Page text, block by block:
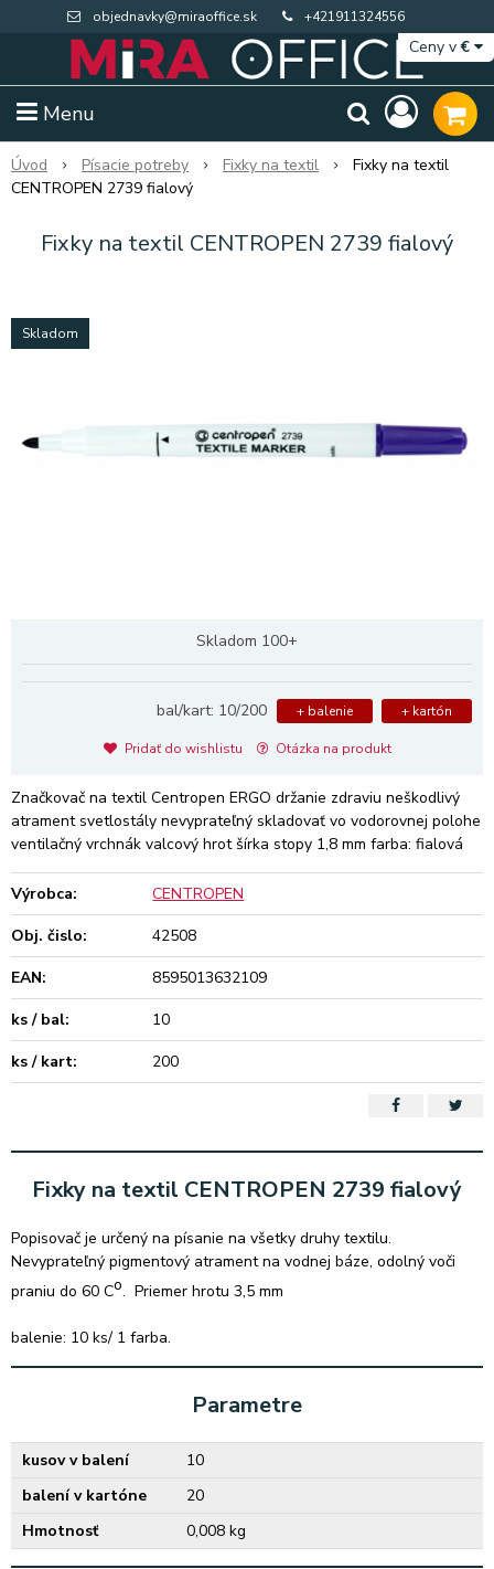
objednavky@miraoffice.sk +421911324556
Menu
Ceny v€
Extra výpredaj zásob Výpredaj BTS
Úvod Písacie potreby Fixky na textil
Fixky na textil
CENTROPEN 2739 fialový
Fixky na textil CENTROPEN 2739 fialový
Skladom
Skladom 100+
bal/kart: 10/200 + balenie + kartón
Pridať do wishlistu Otázka na produkt
Značkovač na textil Centropen ERGO držanie zdraviu neškodlivý
atrament svetlostály nevyprateľný skladovať vo vodorovnej polohe
ventilačný vrchnák valcový hrot šírka stopy 1,8 mm farba: fialová
Výrobca:
CENTROPEN
Obj. čislo:
42508
EAN:
8595013632109
ks / bal:
10
ks / kart:
200
Fixky na textil CENTROPEN 2739 fialový
Popisovač je určený na písanie na všetky druhy textilu.
Nevyprateľný pigmentový atrament na vodnej báze, odolný voči
praniu do 60 Co. Priemer hrotu 3,5 mm
balenie: 10 ks/ 1 farba.
Parametre
kusov v balení
10
balení v kartóne
20
Hmotnosť
0,008 kg